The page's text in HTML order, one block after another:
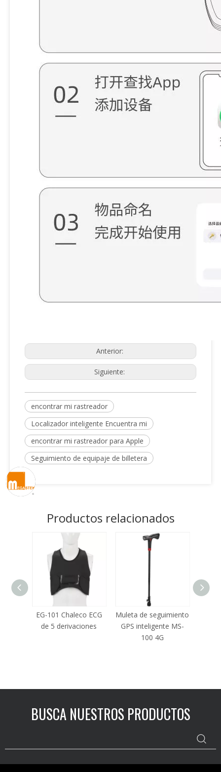
Anterior:
Siguiente:
encontrar mi rastreador
Localizador inteligente Encuentra mi
encontrar mi rastreador para Apple
Seguimiento de equipaje de billetera
Productos relacionados
EG-101 Chaleco ECG
de 5 derivaciones
Muleta de seguimiento
GPS inteligente MS-
100 4G
BUSCA NUESTROS PRODUCTOS